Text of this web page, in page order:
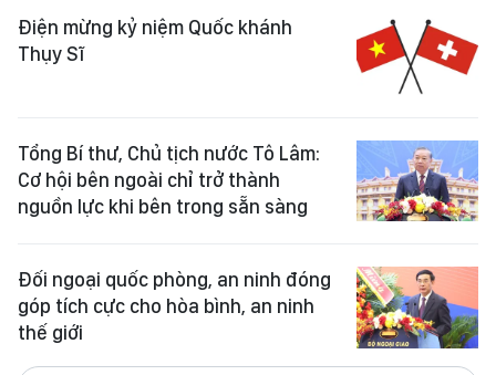
Điện mừng kỷ niệm Quốc khánh
Thụy Sĩ
Tổng Bí thư, Chủ tịch nước Tô Lâm:
Cơ hội bên ngoài chỉ trở thành
nguồn lực khi bên trong sẵn sàng
Đối ngoại quốc phòng, an ninh đóng
góp tích cực cho hòa bình, an ninh
thế giới